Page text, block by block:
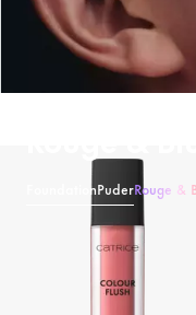
FoundationPuderRouge &